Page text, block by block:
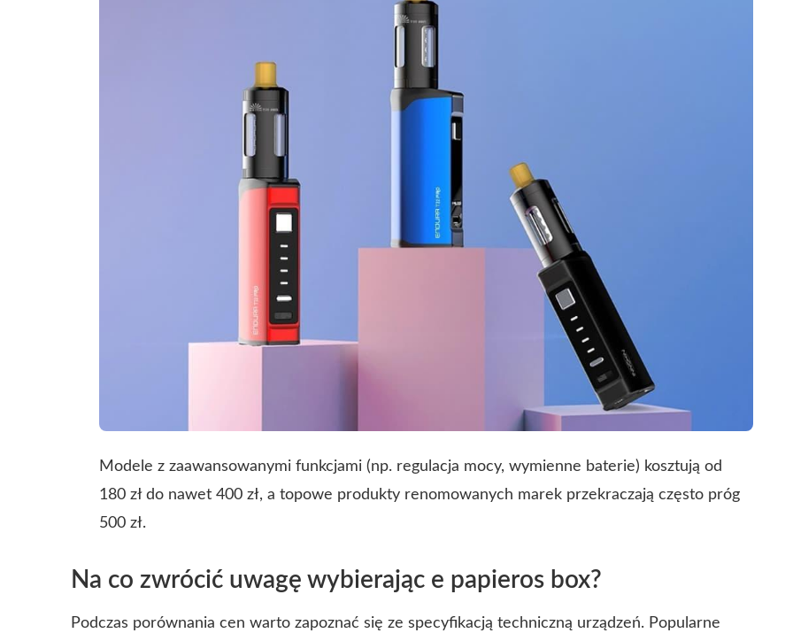
Modele z zaawansowanymi funkcjami (np. regulacja mocy, wymienne baterie) kosztują od
180 zł do nawet 400 zł, a topowe produkty renomowanych marek przekraczają często próg
500 zł.
Na co zwrócić uwagę wybierając e papieros box?
Podczas porównania cen warto zapoznać się ze specyfikacją techniczną urządzeń. Popularne